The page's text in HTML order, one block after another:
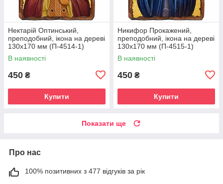
Нектарій Оптинський,
преподобний, ікона на дереві
130х170 мм (П-4514-1)
В наявності
450 ₴
Купити
Никифор Прокажений,
преподобний, ікона на дереві
130х170 мм (П-4515-1)
В наявності
450 ₴
Купити
Показати ще
Про нас
100% позитивних з 477 відгуків за рік